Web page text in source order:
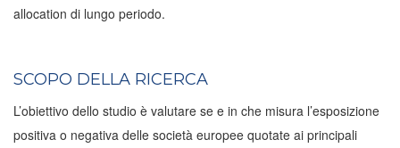
allocation di lungo periodo.
SCOPO DELLA RICERCA
L’obiettivo dello studio è valutare se e in che misura l’esposizione
positiva o negativa delle società europee quotate ai principali